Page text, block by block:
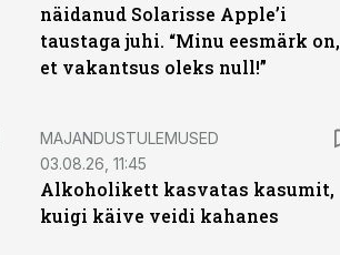
näidanud Solarisse Apple’i
taustaga juhi. “Minu eesmärk on,
et vakantsus oleks null!”
MAJANDUSTULEMUSED
03.08.26, 11:45
Alkoholikett kasvatas kasumit,
kuigi käive veidi kahanes